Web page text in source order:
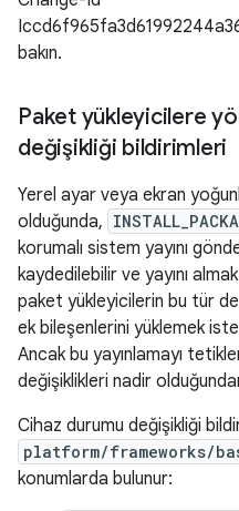
bakın.
Paket yükleyicilere
değişikliği bildirimleri
Yerel ayar veya ekran
olduğunda,
korumalı sistem yayını
kaydedilebilir ve yayını
paket yükleyicilerin bu tür
ek bileşenlerini yüklemek
Ancak bu yayınlamayı
değişiklikleri nadir
Cihaz durumu değişikliği
platform/frameworks/
konumlarda bulunur: